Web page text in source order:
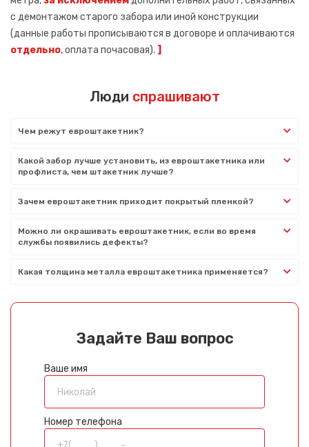
с демонтажом старого забора или иной конструкции
(данные работы прописываются в договоре и оплачиваются
отдельно, оплата почасовая). ]
Люди спрашивают
Чем режут евроштакетник?
Какой забор лучше установить, из евроштакетника или
профлиста, чем штакетник лучше?
Зачем евроштакетник приходит покрытый пленкой?
Можно ли окрашивать евроштакетник, если во время
службы появились дефекты?
Какая толщина металла евроштакетника применяется?
Задайте Ваш вопрос
Ваше имя
Номер телефона